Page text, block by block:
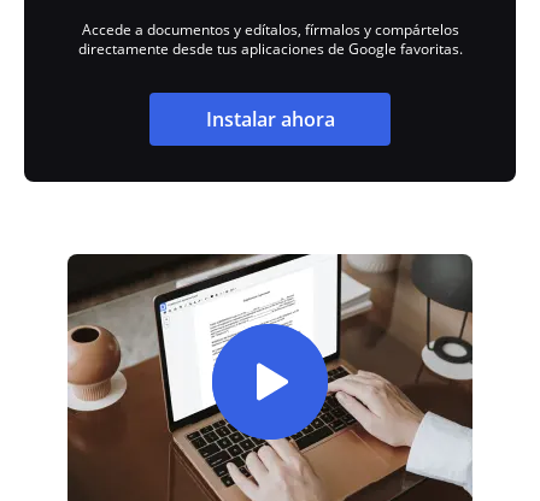
Accede a documentos y edítalos, fírmalos y compártelos
directamente desde tus aplicaciones de Google favoritas.
Instalar ahora